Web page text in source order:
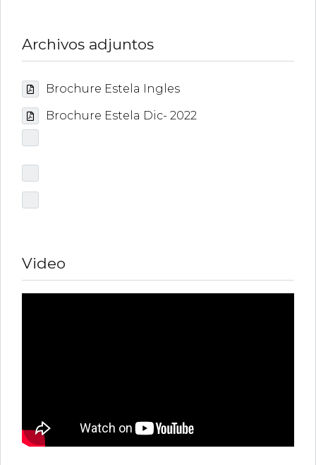
Archivos adjuntos
Brochure Estela Ingles
Brochure Estela Dic- 2022
Video